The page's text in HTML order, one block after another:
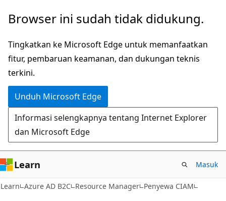
Lompati
konten
utama
Lewati
navigasi
dalam
halaman
Browser ini sudah tidak didukung.
Tingkatkan ke Microsoft Edge untuk memanfaatkan
fitur, pembaruan keamanan, dan dukungan teknis
terkini.
Unduh Microsoft Edge
Informasi selengkapnya tentang Internet Explorer
dan Microsoft Edge
Learn Masuk
Learn Azure AD B2C Resource Manager Penyewa CIAM